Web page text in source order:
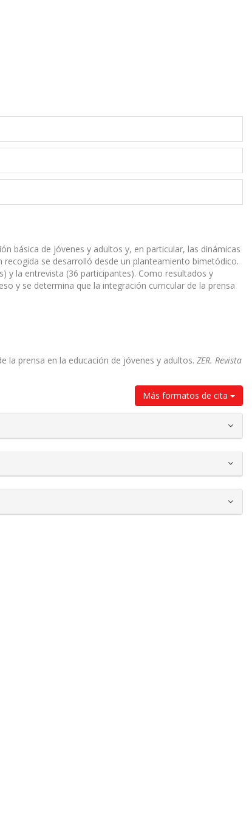
básica de jóvenes y adultos y, en particular, las dinámicas
se desarrolló desde un planteamiento bimetódico.
y la entrevista (36 participantes). Como resultados y
y se determina que la integración curricular de la prensa
la prensa en la educación de jóvenes y adultos. ZER. Revista
Más formatos de cita